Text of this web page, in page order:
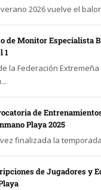
2026 vuelve el
de Monitor Especialista
1
la Federación
de
Playa 2025
finalizada la
de Jugadores y